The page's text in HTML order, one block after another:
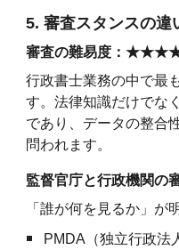
5. 審査スタンスの違
審査の難易度：
行政書士業務の中で最
す。法律知識だけでな
であり、データの整合
問われます。
監督官庁と行政機関の
「誰が何を見るか」が
PMDA（独立行政法